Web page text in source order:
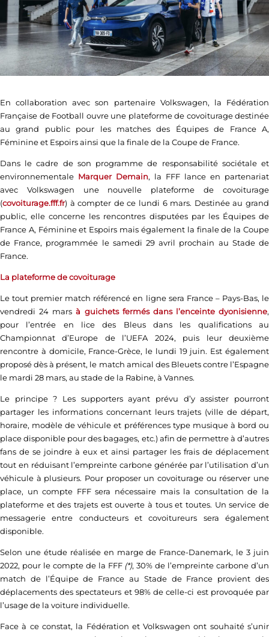
En collaboration avec son partenaire Volkswagen, la Fédération
Française de Football ouvre une plateforme de covoiturage destinée
au grand public pour les matches des Équipes de France A,
Féminine et Espoirs ainsi que la finale de la Coupe de France.
Dans le cadre de son programme de responsabilité sociétale et
environnementale Marquer Demain, la FFF lance en partenariat
avec Volkswagen une nouvelle plateforme de covoiturage
(covoiturage.fff.fr) à compter de ce lundi 6 mars. Destinée au grand
public, elle concerne les rencontres disputées par les Équipes de
France A, Féminine et Espoirs mais également la finale de la Coupe
de France, programmée le samedi 29 avril prochain au Stade de
France.
La plateforme de covoiturage
Le tout premier match référencé en ligne sera France – Pays-Bas, le
vendredi 24 marsà guichets fermés dans l’enceinte dyonisienne,
pour l’entrée en lice des Bleus dans les qualifications au
Championnat d’Europe de l’UEFA 2024, puis leur deuxième
rencontre à domicile, France-Grèce, le lundi 19 juin. Est également
proposé dès à présent, le match amical des Bleuets contre l’Espagne
le mardi 28 mars, au stade de la Rabine, à Vannes.
Le principe ? Les supporters ayant prévu d’y assister pourront
partager les informations concernant leurs trajets (ville de départ,
horaire, modèle de véhicule et préférences type musique à bord ou
place disponible pour des bagages, etc.) afin de permettre à d’autres
fans de se joindre à eux et ainsi partager les frais de déplacement
tout en réduisant l’empreinte carbone générée par l’utilisation d’un
véhicule à plusieurs. Pour proposer un covoiturage ou réserver une
place, un compte FFF sera nécessaire mais la consultation de la
plateforme et des trajets est ouverte à tous et toutes. Un service de
messagerie entre conducteurs et covoitureurs sera également
disponible.
Selon une étude réalisée en marge de France-Danemark, le 3 juin
2022, pour le compte de la FFF(*), 30% de l’empreinte carbone d’un
match de l’Équipe de France au Stade de France provient des
déplacements des spectateurs et 98% de celle-ci est provoquée par
l’usage de la voiture individuelle.
Face à ce constat, la Fédération et Volkswagen ont souhaité s’unir